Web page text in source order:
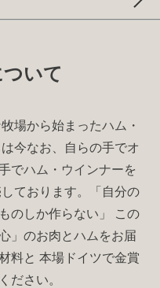
いて
場から始まったハム ・
今なお、自らの手でオ
でハム ・ ウインナーを
ております。「自分の
のしか作らない」 この
」のお肉とハムをお届
料と 本場ドイツで金賞
ださい。